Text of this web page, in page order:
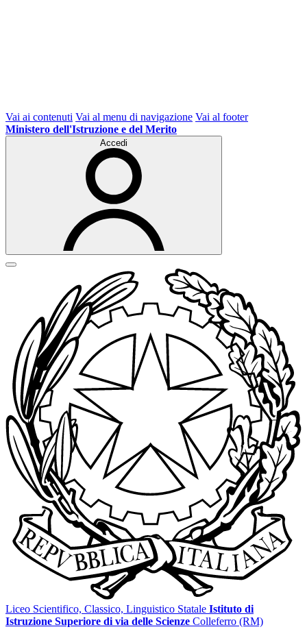
Vai ai contenuti Vai al menu di navigazione Vai al footer
Ministero dell'Istruzione e del Merito
Accedi
Liceo Scientifico, Classico, Linguistico Statale Istituto di
Istruzione Superiore di via delle Scienze Colleferro (RM)